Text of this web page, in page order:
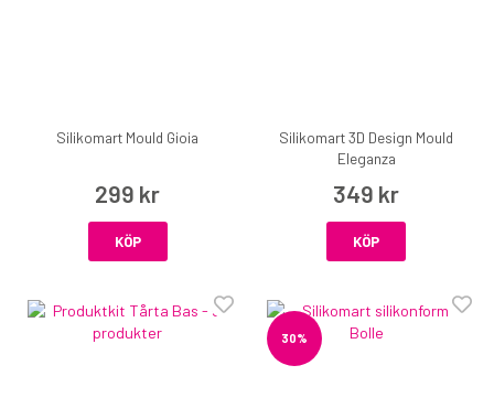
Silikomart Mould Gioia
299 kr
KÖP
Silikomart 3D Design Mould
Eleganza
349 kr
KÖP
30%